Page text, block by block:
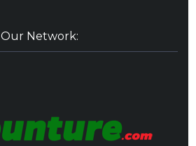
Our Network: